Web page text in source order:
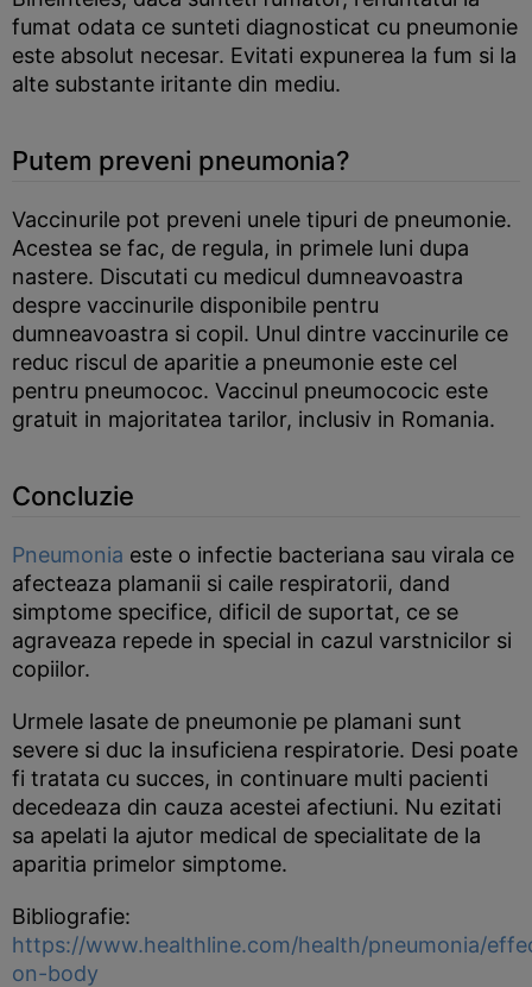
fumat odata ce sunteti diagnosticat cu pneumonie
este absolut necesar. Evitati expunerea la fum si la
alte substante iritante din mediu.
Putem preveni pneumonia?
Vaccinurile pot preveni unele tipuri de pneumonie.
Acestea se fac, de regula, in primele luni dupa
nastere. Discutati cu medicul dumneavoastra
despre vaccinurile disponibile pentru
dumneavoastra si copil. Unul dintre vaccinurile ce
reduc riscul de aparitie a pneumonie este cel
pentru pneumococ. Vaccinul pneumococic este
gratuit in majoritatea tarilor, inclusiv in Romania.
Concluzie
Pneumonia este o infectie bacteriana sau virala ce
afecteaza plamanii si caile respiratorii, dand
simptome specifice, dificil de suportat, ce se
agraveaza repede in special in cazul varstnicilor si
copiilor.
Urmele lasate de pneumonie pe plamani sunt
severe si duc la insuficiena respiratorie. Desi poate
fi tratata cu succes, in continuare multi pacienti
decedeaza din cauza acestei afectiuni. Nu ezitati
sa apelati la ajutor medical de specialitate de la
aparitia primelor simptome.
Bibliografie:
https://www.healthline.com/health/pneumonia/
on-body